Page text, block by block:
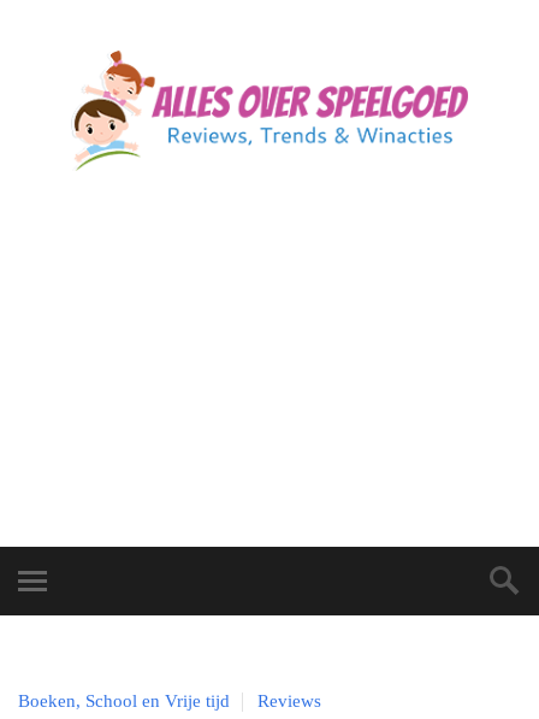
Boeken, School en Vrije tijd Reviews